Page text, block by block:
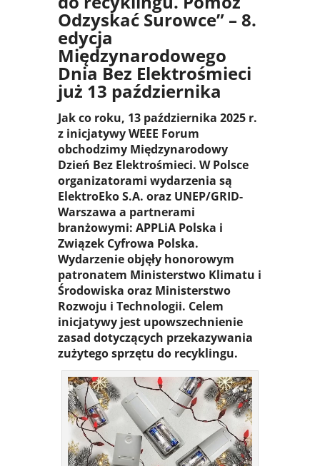
Odzyskać Surowce” – 8.
edycja
Międzynarodowego
Dnia Bez Elektrośmieci
już 13 października
Jak co roku, 13 października 2025 r.
z inicjatywy WEEE Forum
obchodzimy Międzynarodowy
Dzień Bez Elektrośmieci. W Polsce
organizatorami wydarzenia są
ElektroEko S.A. oraz UNEP/GRID-
Warszawa a partnerami
branżowymi: APPLiA Polska i
Związek Cyfrowa Polska.
Wydarzenie objęły honorowym
patronatem Ministerstwo Klimatu i
Środowiska oraz Ministerstwo
Rozwoju i Technologii. Celem
inicjatywy jest upowszechnienie
zasad dotyczących przekazywania
zużytego sprzętu do recyklingu.